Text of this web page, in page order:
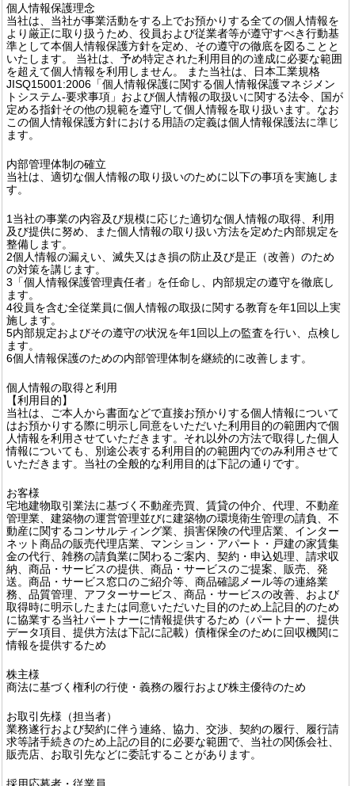
個人情報保護理念
当社は、当社が事業活動をする上でお預かりする全ての個人情報を
より厳正に取り扱うため、役員および従業者等が遵守すべき行動基
準として本個人情報保護方針を定め、その遵守の徹底を図ることと
いたします。 当社は、予め特定された利用目的の達成に必要な範囲
を超えて個人情報を利用しません。 また当社は、日本工業規格
JISQ15001:2006「個人情報保護に関する個人情報保護マネジメン
トシステム-要求事項」および個人情報の取扱いに関する法令、国が
定める指針その他の規範を遵守して個人情報を取り扱います。なお
この個人情報保護方針における用語の定義は個人情報保護法に準じ
ます。
内部管理体制の確立
当社は、適切な個人情報の取り扱いのために以下の事項を実施しま
す。
1当社の事業の内容及び規模に応じた適切な個人情報の取得、利用
及び提供に努め、また個人情報の取り扱い方法を定めた内部規定を
整備します。
2個人情報の漏えい、滅失又はき損の防止及び是正（改善）のため
の対策を講じます。
3「個人情報保護管理責任者」を任命し、内部規定の遵守を徹底し
ます。
4役員を含む全従業員に個人情報の取扱に関する教育を年1回以上実
施します。
5内部規定およびその遵守の状況を年1回以上の監査を行い、点検し
ます。
6個人情報保護のための内部管理体制を継続的に改善します。
個人情報の取得と利用
【利用目的】
当社は、ご本人から書面などで直接お預かりする個人情報について
はお預かりする際に明示し同意をいただいた利用目的の範囲内で個
人情報を利用させていただきます。それ以外の方法で取得した個人
情報についても、別途公表する利用目的の範囲内でのみ利用させて
いただきます。当社の全般的な利用目的は下記の通りです。
お客様
宅地建物取引業法に基づく不動産売買、賃貸の仲介、代理、不動産
管理業、建築物の運営管理並びに建築物の環境衛生管理の請負、不
動産に関するコンサルティング業、損害保険の代理店業、インター
ネット商品の販売代理店業、マンション・アパート・戸建の家賃集
金の代行、雑務の請負業に関わるご案内、契約・申込処理、請求収
納、商品・サービスの提供、商品・サービスのご提案、販売、発
送。商品・サービス窓口のご紹介等、商品確認メール等の連絡業
務、品質管理、アフターサービス、商品・サービスの改善、および
取得時に明示したまたは同意いただいた目的のため上記目的のため
に協業する当社パートナーに情報提供するため（パートナー、提供
データ項目、提供方法は下記に記載）債権保全のために回収機関に
情報を提供するため
株主様
商法に基づく権利の行使・義務の履行および株主優待のため
お取引先様（担当者）
業務遂行および契約に伴う連絡、協力、交渉、契約の履行、履行請
求等諸手続きのため上記の目的に必要な範囲で、当社の関係会社、
販売店、お取引先などに委託することがあります。
採用応募者・従業員